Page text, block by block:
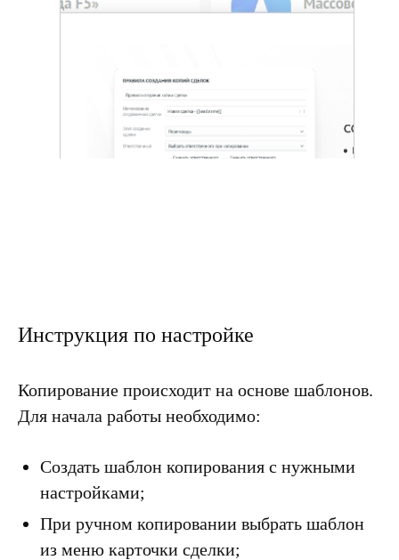
Инструкция по настройке
Копирование происходит на основе шаблонов.
Для начала работы необходимо:
Создать шаблон копирования с нужными
настройками;
При ручном копировании выбрать шаблон
из меню карточки сделки;